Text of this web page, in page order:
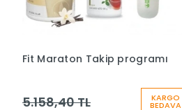
Fit Maraton Takip programı
5.158,40 TL KARGO
BEDAVA